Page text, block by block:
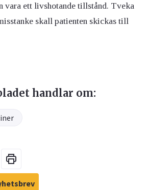
vara ett livshotande tillstånd. Tveka
skall patienten skickas till
handlar om: